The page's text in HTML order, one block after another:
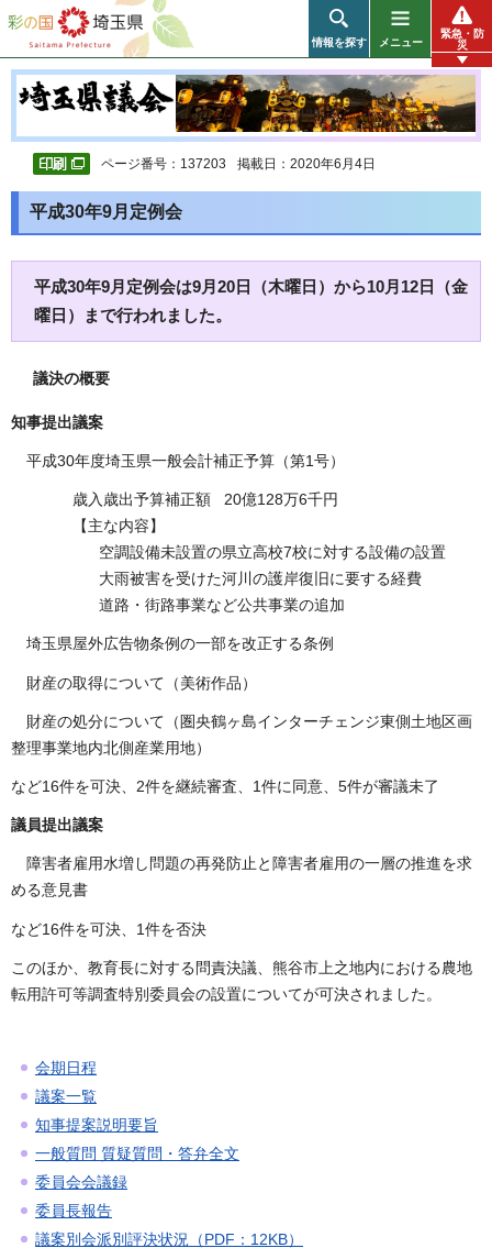
彩の国 埼玉県
情報を探す メニュー
緊急・防
災
ページ番号：137203 掲載日：2020年6月4日
平成30年9月定例会
平成30年9月定例会は9月20日（木曜日）から10月12日（金
曜日）まで行われました。
議決の概要
知事提出議案
平成30年度埼玉県一般会計補正予算（第1号）
歳入歳出予算補正額 20億128万6千円
【主な内容】
空調設備未設置の県立高校7校に対する設備の設置
大雨被害を受けた河川の護岸復旧に要する経費
道路・街路事業など公共事業の追加
埼玉県屋外広告物条例の一部を改正する条例
財産の取得について（美術作品）
財産の処分について（圏央鶴ヶ島インターチェンジ東側土地区画
整理事業地内北側産業用地）
など16件を可決、2件を継続審査、1件に同意、5件が審議未了
議員提出議案
障害者雇用水増し問題の再発防止と障害者雇用の一層の推進を求
める意見書
など16件を可決、1件を否決
このほか、教育長に対する問責決議、熊谷市上之地内における農地
転用許可等調査特別委員会の設置についてが可決されました。
会期日程
議案一覧
知事提案説明要旨
一般質問 質疑質問・答弁全文
委員会会議録
委員長報告
議案別会派別評決状況（PDF：12KB）